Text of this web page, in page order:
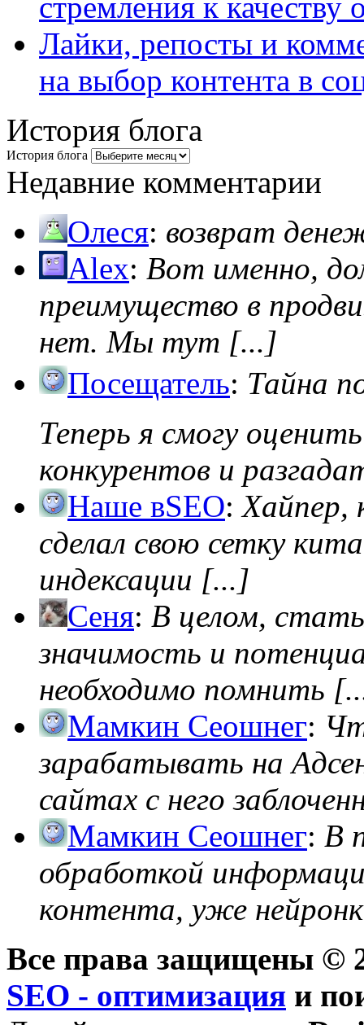
Лайки, репосты и
на выбор контента в
История блога
История блога
Недавние комментарии
Олеся: возврат
Alex: Вот именно,
преимущество в
нет. Мы тут [...]
Посещатель: Тайна
Теперь я смогу
конкурентов и
Наше вSEO:Хайпер,
сделал свою сетку
индексации [...]
Сеня: В целом,
значимость и
необходимо помнить
Мамкин Сеошнег:
зарабатывать на
сайтах с него
Мамкин Сеошнег: В
обработкой
контента, уже
Все права защищены ©
SEO - оптимизация и